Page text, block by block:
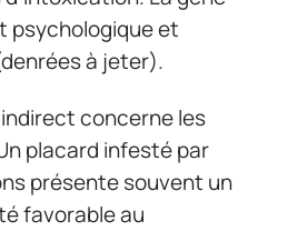
psychologique et
à jeter).
concerne les
placard infesté par
présente souvent un
favorable au